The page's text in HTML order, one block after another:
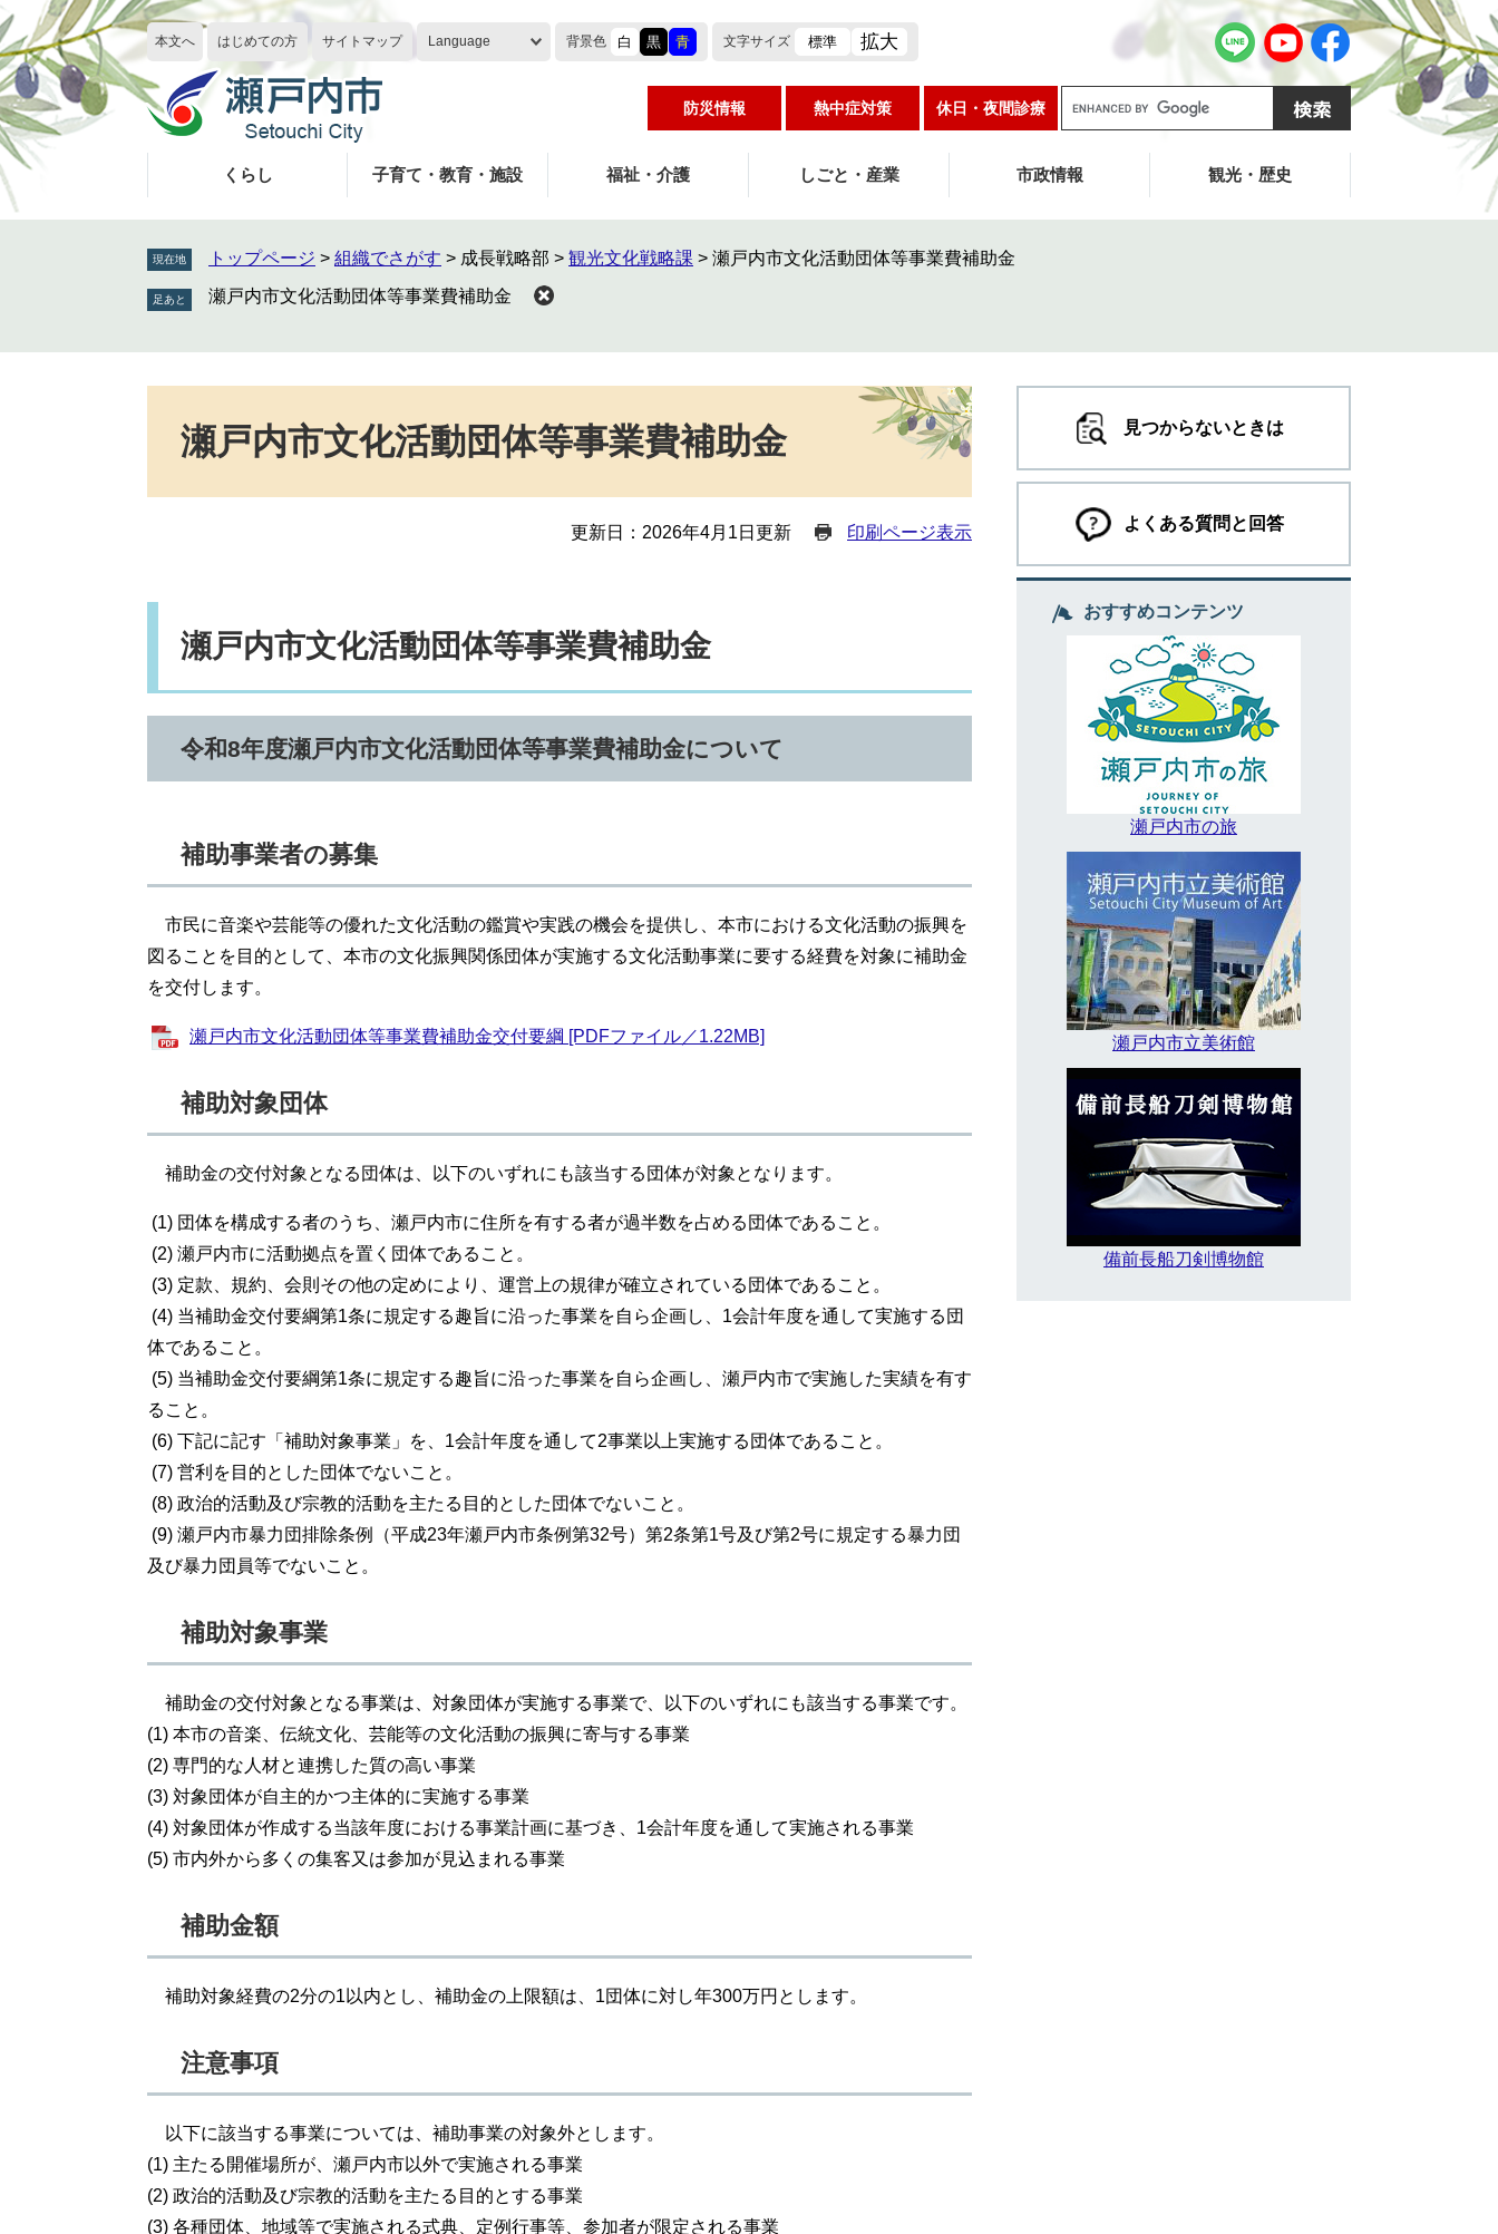
ペ
ー
ジ
の
先
頭
で
す
メ
ニ
ュ
ー
を
飛
ば
し
本文へ はじめての方 サイトマップ Language 背景色 白 黒 青 文字サイズ 標準 拡大
防災情報 熱中症対策 休日・夜間診療
g
e
くらし 子育て・教育・施設 福祉・介護 しごと・産業 市政情報 観光・歴史
現在地 トップページ > 組織でさがす > 成長戦略部 > 観光文化戦略課 > 瀬戸内市文化活動団体等事業費補助金
瀬戸内市文化活動団体等事業費補助金
瀬戸内市文化活動団体等事業費補助金
更新日：2026年4月1日更新 印刷ページ表示
瀬戸内市文化活動団体等事業費補助金
令和8年度瀬戸内市文化活動団体等事業費補助金について
補助事業者の募集
市民に音楽や芸能等の優れた文化活動の鑑賞や実践の機会を提供し、本市における文化活動の振興を
図ることを目的として、本市の文化振興関係団体が実施する文化活動事業に要する経費を対象に補助金
を交付します。
瀬戸内市文化活動団体等事業費補助金交付要綱 [PDFファイル／1.22MB]
補助対象団体
補助金の交付対象となる団体は、以下のいずれにも該当する団体が対象となります。
(1) 団体を構成する者のうち、瀬戸内市に住所を有する者が過半数を占める団体であること。
(2) 瀬戸内市に活動拠点を置く団体であること。
(3) 定款、規約、会則その他の定めにより、運営上の規律が確立されている団体であること。
(4) 当補助金交付要綱第1条に規定する趣旨に沿った事業を自ら企画し、1会計年度を通して実施する団
体であること。
(5) 当補助金交付要綱第1条に規定する趣旨に沿った事業を自ら企画し、瀬戸内市で実施した実績を有す
ること。
(6) 下記に記す「補助対象事業」を、1会計年度を通して2事業以上実施する団体であること。
(7) 営利を目的とした団体でないこと。
(8) 政治的活動及び宗教的活動を主たる目的とした団体でないこと。
(9) 瀬戸内市暴力団排除条例（平成23年瀬戸内市条例第32号）第2条第1号及び第2号に規定する暴力団
及び暴力団員等でないこと。
補助対象事業
補助金の交付対象となる事業は、対象団体が実施する事業で、以下のいずれにも該当する事業です。
(1) 本市の音楽、伝統文化、芸能等の文化活動の振興に寄与する事業
(2) 専門的な人材と連携した質の高い事業
(3) 対象団体が自主的かつ主体的に実施する事業
(4) 対象団体が作成する当該年度における事業計画に基づき、1会計年度を通して実施される事業
(5) 市内外から多くの集客又は参加が見込まれる事業
補助金額
補助対象経費の2分の1以内とし、補助金の上限額は、1団体に対し年300万円とします。
注意事項
以下に該当する事業については、補助事業の対象外とします。
(1) 主たる開催場所が、瀬戸内市以外で実施される事業
(2) 政治的活動及び宗教的活動を主たる目的とする事業
(3) 各種団体、地域等で実施される式典、定例行事等、参加者が限定される事業
見つからないときは
よくある質問と回答
おすすめコンテンツ
瀬戸内市の旅
瀬戸内市立美術館
備前長船刀剣博物館